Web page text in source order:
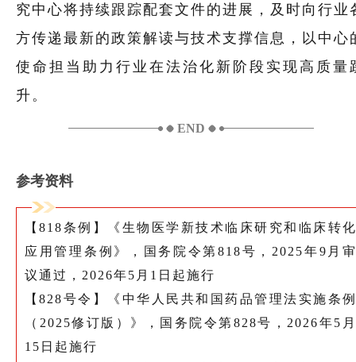
究中心将持续跟踪配套文件的进展，及时向行业
方传递最新的政策解读与技术支撑信息，以中心
使命担当助力行业在法治化新阶段实现高质量
升。
END
参考资料
【818条例】《生物医学新技术临床研究和临床转化
应用管理条例》，国务院令第818号，2025年9月审
议通过，2026年5月1日起施行
【828号令】《中华人民共和国药品管理法实施条例
（2025修订版）》，国务院令第828号，2026年5月
15日起施行